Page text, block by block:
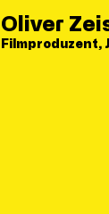
Oliver
Filmproduzent,